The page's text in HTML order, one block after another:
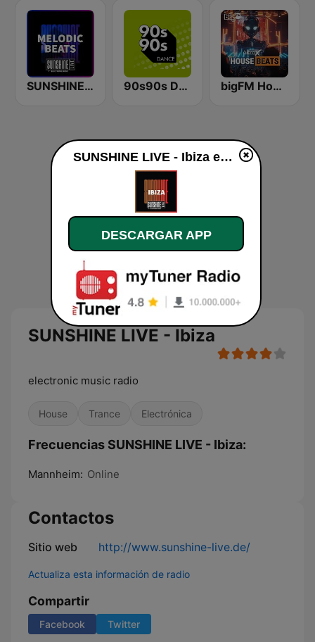
SUNSHINE LIVE - Melodic Beats 90s90s Dance bigFM House Beats
SUNSHINE LIVE - Ibiza
electronic music radio
House Trance Electrónica
Frecuencias SUNSHINE LIVE - Ibiza:
Mannheim: Online
Contactos
Sitio web http://www.sunshine-live.de/
Actualiza esta información de radio
Compartir
Facebook Twitter
SUNSHINE LIVE - Ibiza en línea
DESCARGAR APP